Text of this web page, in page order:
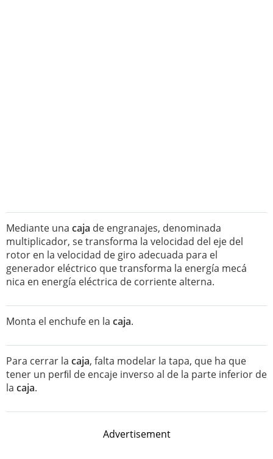
Mediante una caja de engranajes, denominada
multiplicador, se transforma la velocidad del eje del
rotor en la velocidad de giro adecuada para el
generador eléctrico que transforma la energía mecá
nica en energía eléctrica de corriente alterna.
Monta el enchufe en la caja.
Para cerrar la caja, falta modelar la tapa, que ha que
tener un perﬁl de encaje inverso al de la parte inferior de
la caja.
Advertisement